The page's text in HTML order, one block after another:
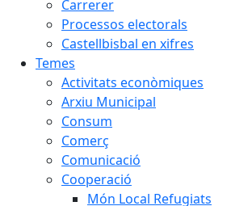
Carrerer
Processos electorals
Castellbisbal en xifres
Temes
Activitats econòmiques
Arxiu Municipal
Consum
Comerç
Comunicació
Cooperació
Món Local Refugiats